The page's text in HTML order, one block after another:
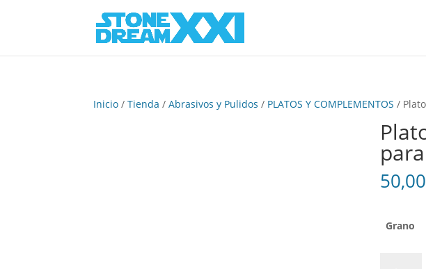
Inicio /Tienda /Abrasivos y Pulidos / PLATOS Y COMPLEMENTOS /
Grano